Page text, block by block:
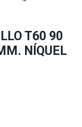
T60 90
NÍQUEL